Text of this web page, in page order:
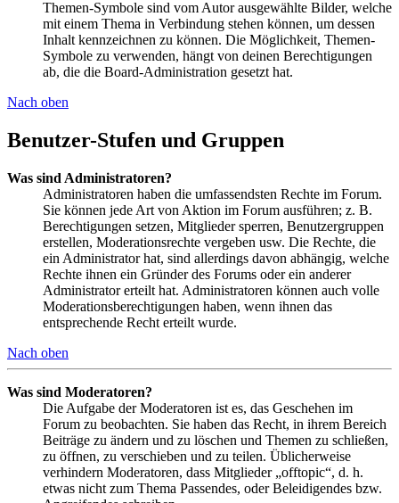
Themen-Symbole sind vom Autor ausgewählte Bilder, welche
mit einem Thema in Verbindung stehen können, um dessen
Inhalt kennzeichnen zu können. Die Möglichkeit, Themen-
Symbole zu verwenden, hängt von deinen Berechtigungen
ab, die die Board-Administration gesetzt hat.
Nach oben
Benutzer-Stufen und Gruppen
Was sind Administratoren?
Administratoren haben die umfassendsten Rechte im Forum.
Sie können jede Art von Aktion im Forum ausführen; z. B.
Berechtigungen setzen, Mitglieder sperren, Benutzergruppen
erstellen, Moderationsrechte vergeben usw. Die Rechte, die
ein Administrator hat, sind allerdings davon abhängig, welche
Rechte ihnen ein Gründer des Forums oder ein anderer
Administrator erteilt hat. Administratoren können auch volle
Moderationsberechtigungen haben, wenn ihnen das
entsprechende Recht erteilt wurde.
Nach oben
Was sind Moderatoren?
Die Aufgabe der Moderatoren ist es, das Geschehen im
Forum zu beobachten. Sie haben das Recht, in ihrem Bereich
Beiträge zu ändern und zu löschen und Themen zu schließen,
zu öffnen, zu verschieben und zu teilen. Üblicherweise
verhindern Moderatoren, dass Mitglieder „offtopic“, d. h.
etwas nicht zum Thema Passendes, oder Beleidigendes bzw.